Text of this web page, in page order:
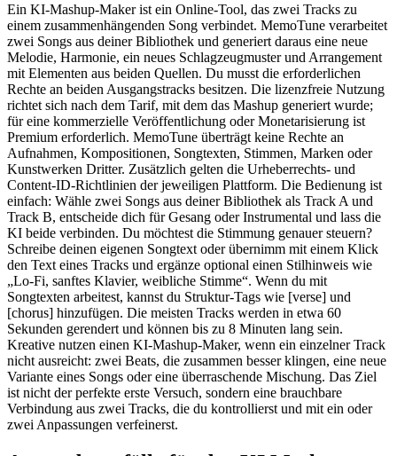
Ein KI-Mashup-Maker ist ein Online-Tool, das zwei Tracks zu
einem zusammenhängenden Song verbindet. MemoTune verarbeitet
zwei Songs aus deiner Bibliothek und generiert daraus eine neue
Melodie, Harmonie, ein neues Schlagzeugmuster und Arrangement
mit Elementen aus beiden Quellen. Du musst die erforderlichen
Rechte an beiden Ausgangstracks besitzen. Die lizenzfreie Nutzung
richtet sich nach dem Tarif, mit dem das Mashup generiert wurde;
für eine kommerzielle Veröffentlichung oder Monetarisierung ist
Premium erforderlich. MemoTune überträgt keine Rechte an
Aufnahmen, Kompositionen, Songtexten, Stimmen, Marken oder
Kunstwerken Dritter. Zusätzlich gelten die Urheberrechts- und
Content-ID-Richtlinien der jeweiligen Plattform. Die Bedienung ist
einfach: Wähle zwei Songs aus deiner Bibliothek als Track A und
Track B, entscheide dich für Gesang oder Instrumental und lass die
KI beide verbinden. Du möchtest die Stimmung genauer steuern?
Schreibe deinen eigenen Songtext oder übernimm mit einem Klick
den Text eines Tracks und ergänze optional einen Stilhinweis wie
„Lo-Fi, sanftes Klavier, weibliche Stimme“. Wenn du mit
Songtexten arbeitest, kannst du Struktur-Tags wie [verse] und
[chorus] hinzufügen. Die meisten Tracks werden in etwa 60
Sekunden gerendert und können bis zu 8 Minuten lang sein.
Kreative nutzen einen KI-Mashup-Maker, wenn ein einzelner Track
nicht ausreicht: zwei Beats, die zusammen besser klingen, eine neue
Variante eines Songs oder eine überraschende Mischung. Das Ziel
ist nicht der perfekte erste Versuch, sondern eine brauchbare
Verbindung aus zwei Tracks, die du kontrollierst und mit ein oder
zwei Anpassungen verfeinerst.